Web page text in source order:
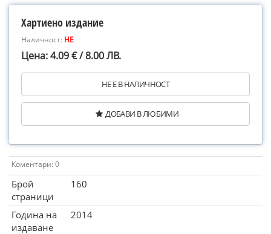
Хартиено издание
Наличност: НЕ
Цена: 4.09 € / 8.00 ЛВ.
НЕ Е В НАЛИЧНОСТ
ДОБАВИ В ЛЮБИМИ
Коментари: 0
Брой
страници
160
Година на
издаване
2014